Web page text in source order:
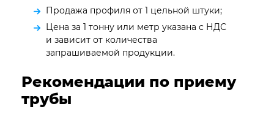
Продажа профиля от 1 цельной штуки;
Цена за 1 тонну или метр указана с НДС
и зависит от количества
запрашиваемой продукции.
Рекомендации по приему
трубы